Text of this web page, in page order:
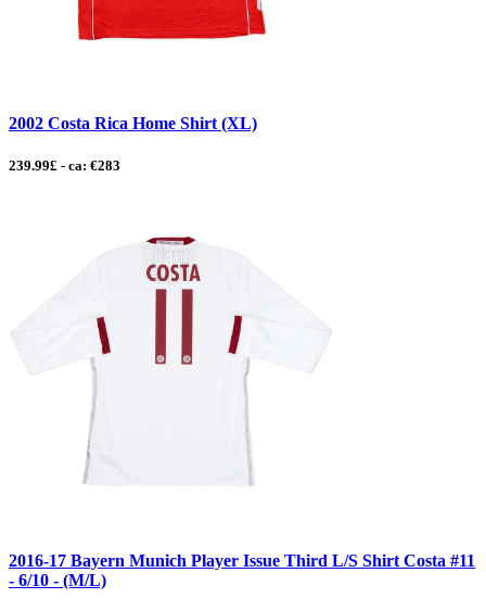
2002 Costa Rica Home Shirt (XL)
239.99£ - ca: €283
2016-17 Bayern Munich Player Issue Third L/S Shirt Costa #11
- 6/10 - (M/L)